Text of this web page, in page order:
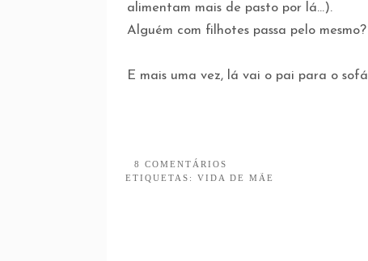
alimentam mais de pasto por lá...).
Alguém com filhotes passa pelo mesmo?
E mais uma vez, lá vai o pai para o
8 COMENTÁRIOS
ETIQUETAS: VIDA DE MÃE